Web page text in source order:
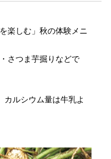
楽しむ」秋の体験メニ
さつま芋掘りなどで
カルシウム量は牛乳よ